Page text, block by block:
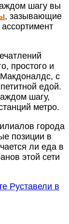
шагу вы
, зазывающие
простого и
с
едой.
шагу,
метро.
города
позиции в
ли еда в
этой сети